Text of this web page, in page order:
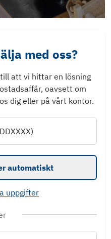
med oss?
att vi hittar en lösning
oavsett om
dig eller på vårt kontor.
automatiskt
uppgifter